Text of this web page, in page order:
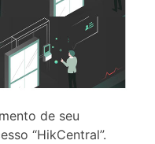
de seu
“HikCentral”.